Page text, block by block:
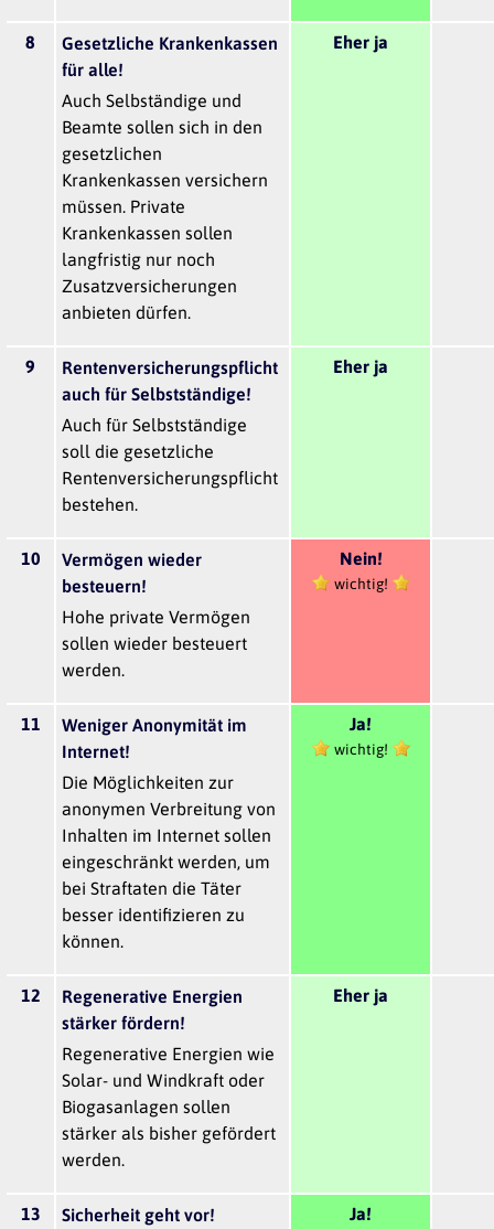
8
Gesetzliche Krankenkassen
für alle!
Auch Selbständige und
Beamte sollen sich in den
gesetzlichen
Krankenkassen versichern
müssen. Private
Krankenkassen sollen
langfristig nur noch
Zusatzversicherungen
anbieten dürfen.
Eher ja
9
Rentenversicherungspflicht
auch für Selbstständige!
Auch für Selbstständige
soll die gesetzliche
Rentenversicherungspflicht
bestehen.
Eher ja
10
Vermögen wieder
besteuern!
Hohe private Vermögen
sollen wieder besteuert
werden.
Nein!
wichtig!
11
Weniger Anonymität im
Internet!
Die Möglichkeiten zur
anonymen Verbreitung von
Inhalten im Internet sollen
eingeschränkt werden, um
bei Straftaten die Täter
besser identifizieren zu
können.
Ja!
wichtig!
12
Regenerative Energien
stärker fördern!
Regenerative Energien wie
Solar- und Windkraft oder
Biogasanlagen sollen
stärker als bisher gefördert
werden.
Eher ja
13
Sicherheit geht vor!
Ja!